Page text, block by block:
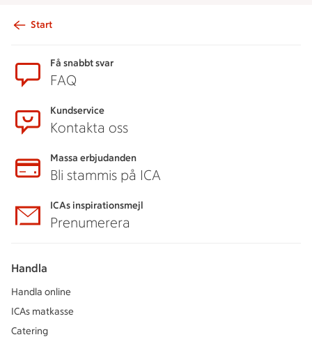
Start
Få snabbt svar
FAQ
Kundservice
Kontakta oss
Massa erbjudanden
Bli stammis på ICA
ICAs inspirationsmejl
Prenumerera
Handla
Handla online
ICAs matkasse
Catering